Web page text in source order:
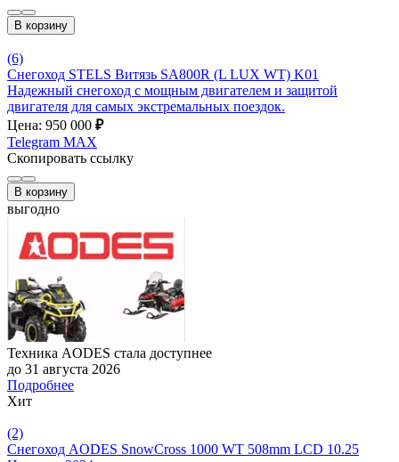
В корзину
(6)
Снегоход STELS Витязь SA800R (L LUX WT) K01
Надежный снегоход с мощным двигателем и защитой
двигателя для самых экстремальных поездок.
Цена: 950 000 ₽
Telegram MAX
Скопировать ссылку
В корзину
выгодно
Техника AODES стала доступнее
до 31 августа 2026
Подробнее
Хит
(2)
Снегоход AODES SnowCross 1000 WT 508mm LCD 10.25